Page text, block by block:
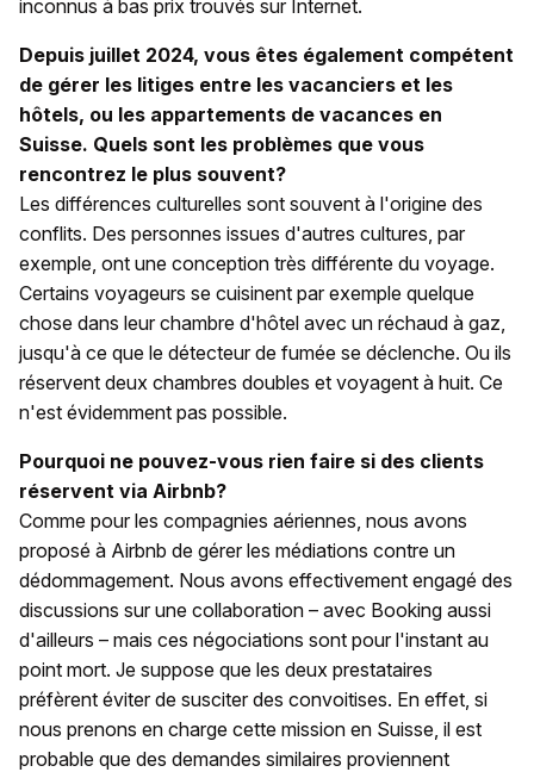
inconnus à bas prix trouvés sur Internet.
Depuis juillet 2024, vous êtes également compétent
de gérer les litiges entre les vacanciers et les
hôtels, ou les appartements de vacances en
Suisse. Quels sont les problèmes que vous
rencontrez le plus souvent?
Les différences culturelles sont souvent à l'origine des
conflits. Des personnes issues d'autres cultures, par
exemple, ont une conception très différente du voyage.
Certains voyageurs se cuisinent par exemple quelque
chose dans leur chambre d'hôtel avec un réchaud à gaz,
jusqu'à ce que le détecteur de fumée se déclenche. Ou ils
réservent deux chambres doubles et voyagent à huit. Ce
n'est évidemment pas possible.
Pourquoi ne pouvez-vous rien faire si des clients
réservent via Airbnb?
Comme pour les compagnies aériennes, nous avons
proposé à Airbnb de gérer les médiations contre un
dédommagement. Nous avons effectivement engagé des
discussions sur une collaboration – avec Booking aussi
d'ailleurs – mais ces négociations sont pour l'instant au
point mort. Je suppose que les deux prestataires
préfèrent éviter de susciter des convoitises. En effet, si
nous prenons en charge cette mission en Suisse, il est
probable que des demandes similaires proviennent